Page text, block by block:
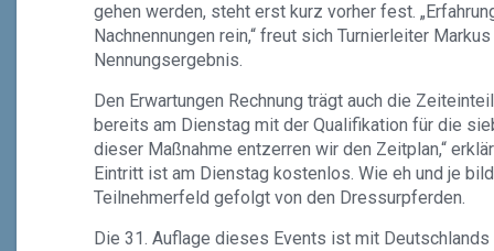
gehen werden, steht erst kurz vorher fest.
Nachnennungen rein,“ freut sich Turnierleiter
Nennungsergebnis.
Den Erwartungen Rechnung trägt auch die
bereits am Dienstag mit der Qualifikation für die
dieser Maßnahme entzerren wir den Zeitplan,“
Eintritt ist am Dienstag kostenlos. Wie eh und je
Teilnehmerfeld gefolgt von den Dressurpferden.
Die 31. Auflage dieses Events ist mit